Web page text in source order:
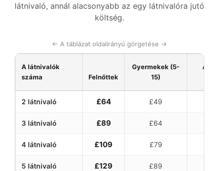
látnivaló, annál alacsonyabb az egy látnivalóra jutó
költség.
← A táblázat oldalirányú görgetése →
A látnivalók
száma
Felnőttek
Gyermekek (5-
15)
Ár
2 látnivaló £64 £49
3 látnivaló £89 £64
4 látnivaló £109 £79
5 látnivaló £129 £89